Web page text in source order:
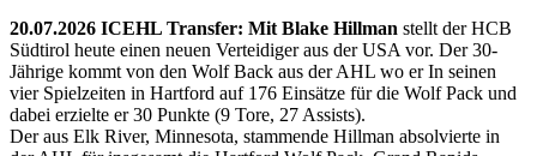
20.07.2026 ICEHL Transfer: Mit Blake Hillman stellt der HCB
Südtirol heute einen neuen Verteidiger aus der USA vor. Der 30-
Jährige kommt von den Wolf Back aus der AHL wo er In seinen
vier Spielzeiten in Hartford auf 176 Einsätze für die Wolf Pack und
dabei erzielte er 30 Punkte (9 Tore, 27 Assists).
Der aus Elk River, Minnesota, stammende Hillman absolvierte in